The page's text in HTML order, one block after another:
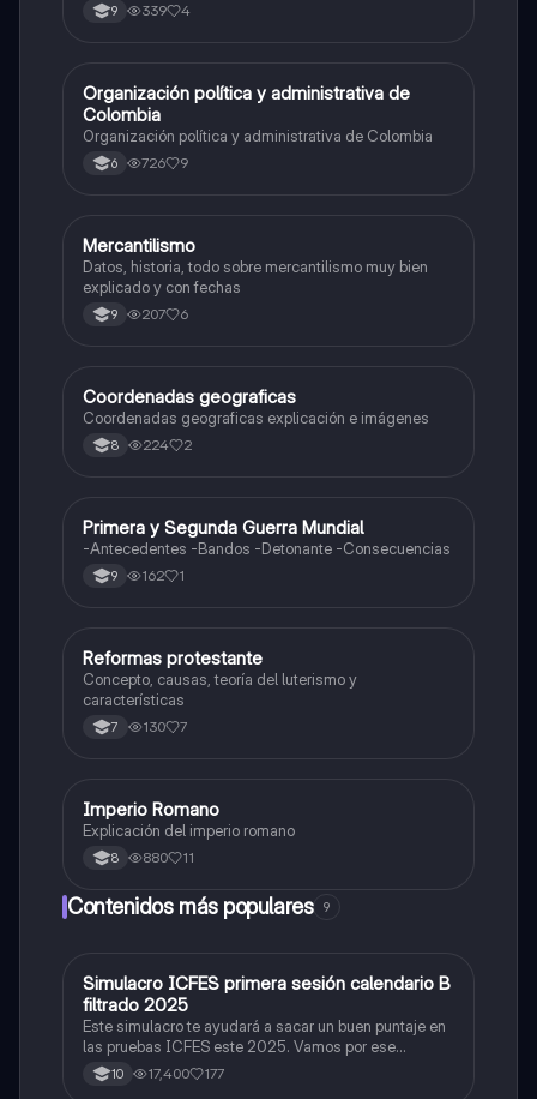
9 339 4
Sociales/Historia
Organización política y administrativa de
Colombia
Organización política y administrativa de Colombia
6 726 9
Sociales/Historia
Mercantilismo
Datos, historia, todo sobre mercantilismo muy bien
explicado y con fechas
9 207 6
Sociales/Historia
Coordenadas geograficas
Coordenadas geograficas explicación e imágenes
8 224 2
Sociales/Historia
Primera y Segunda Guerra Mundial
-Antecedentes -Bandos -Detonante -Consecuencias
9 162 1
Sociales/Historia
Reformas protestante
Concepto, causas, teoría del luterismo y
características
7 130 7
Sociales/Historia
Imperio Romano
Explicación del imperio romano
8 880 11
Contenidos más populares 9
ICFES: Matemáticas
Simulacro ICFES primera sesión calendario B
filtrado 2025
Este simulacro te ayudará a sacar un buen puntaje en
las pruebas ICFES este 2025. Vamos por ese
500/500. Y poder ser admitido en la universidad que
quieras, estudiar la carrera que quieres y no la que te
10 17,400 177